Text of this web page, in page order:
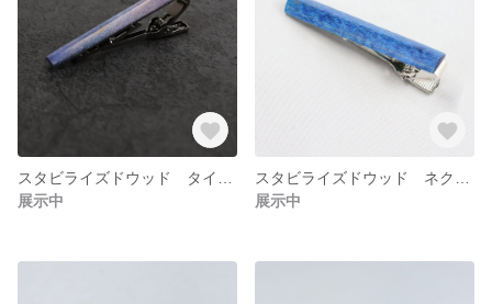
展示中
展示中